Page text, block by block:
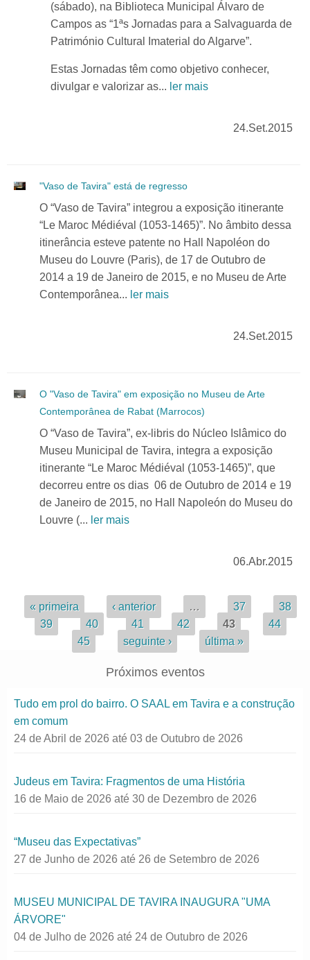
(sábado), na Biblioteca Municipal Álvaro de
Campos as “1ªs Jornadas para a Salvaguarda de
Património Cultural Imaterial do Algarve”.
Estas Jornadas têm como objetivo conhecer,
divulgar e valorizar as... ler mais
24.Set.2015
"Vaso de Tavira" está de regresso
O “Vaso de Tavira” integrou a exposição itinerante
“Le Maroc Médiéval (1053-1465)”. No âmbito dessa
itinerância esteve patente no Hall Napoléon do
Museu do Louvre (Paris), de 17 de Outubro de
2014 a 19 de Janeiro de 2015, e no Museu de Arte
Contemporânea... ler mais
24.Set.2015
O "Vaso de Tavira" em exposição no Museu de Arte
Contemporânea de Rabat (Marrocos)
O “Vaso de Tavira”, ex-libris do Núcleo Islâmico do
Museu Municipal de Tavira, integra a exposição
itinerante “Le Maroc Médiéval (1053-1465)”, que
decorreu entre os dias 06 de Outubro de 2014 e 19
de Janeiro de 2015, no Hall Napoleón do Museu do
Louvre (... ler mais
06.Abr.2015
Páginas
« primeira ‹ anterior … 37
38
39
40 41 42 43
44
45
seguinte › última »
Próximos eventos
Tudo em prol do bairro. O SAAL em Tavira e a construção
em comum
24 de Abril de 2026 até 03 de Outubro de 2026
Judeus em Tavira: Fragmentos de uma História
16 de Maio de 2026 até 30 de Dezembro de 2026
“Museu das Expectativas”
27 de Junho de 2026 até 26 de Setembro de 2026
MUSEU MUNICIPAL DE TAVIRA INAUGURA "UMA
ÁRVORE"
04 de Julho de 2026 até 24 de Outubro de 2026